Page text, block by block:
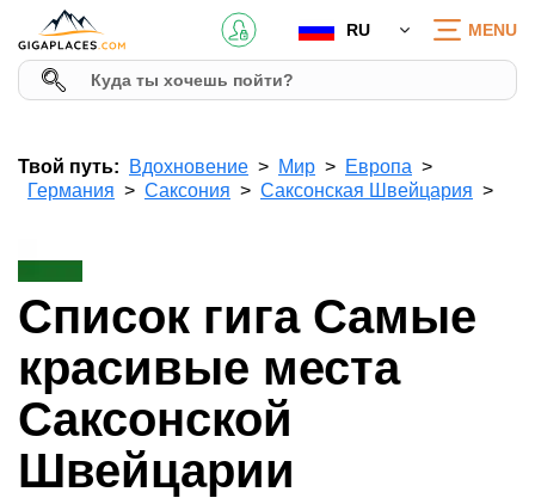
RU MENU
Твой путь: Вдохновение Мир
Европа
Германия
Саксония Саксонская Швейцария
Список гига Самые
красивые места
Саксонской
Швейцарии